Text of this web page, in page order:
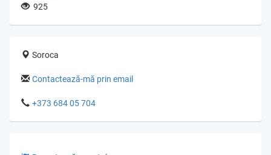
925
Soroca
Contactează-mă prin email
+373 684 05 704